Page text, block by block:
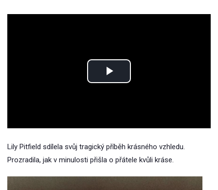
Play
Lily Pitfield sdílela svůj tragický příběh krásného vzhledu.
Prozradila, jak v minulosti přišla o přátele kvůli kráse.